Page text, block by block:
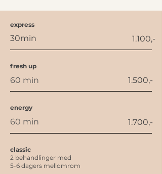
express
30min 1.100,-
fresh up
60 min 1.500,-
energy
60 min 1.700,-
classic
2 behandlinger med
5-6 dagers mellomrom